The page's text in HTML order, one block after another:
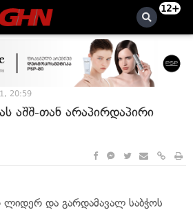
12+
20:59
აშშ-თან არაპირდაპირი
ლიდერ და გარდამავალ საბჭოს